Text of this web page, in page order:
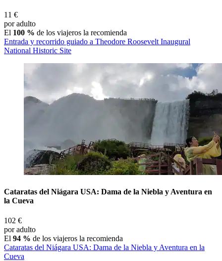
11 €
por adulto
El 100 % de los viajeros la recomienda
Entrada y recorrido guiado a Theodore Roosevelt Inaugural
National Historic Site
Cataratas del Niágara USA: Dama de la Niebla y Aventura en
la Cueva
102 €
por adulto
El 94 % de los viajeros la recomienda
Cataratas del Niágara USA: Dama de la Niebla y Aventura en la
Cueva